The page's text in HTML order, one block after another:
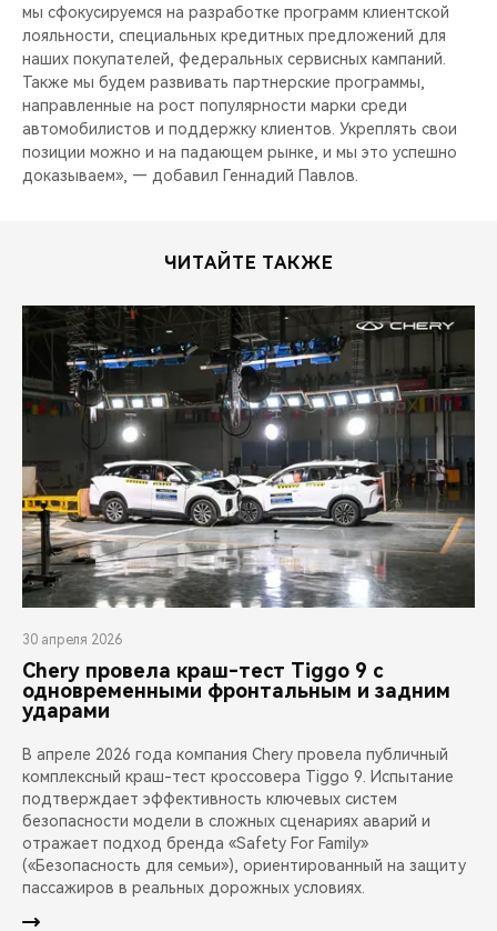
мы сфокусируемся на разработке программ клиентской
лояльности, специальных кредитных предложений для
наших покупателей, федеральных сервисных кампаний.
Также мы будем развивать партнерские программы,
направленные на рост популярности марки среди
автомобилистов и поддержку клиентов. Укреплять свои
позиции можно и на падающем рынке, и мы это успешно
доказываем», — добавил Геннадий Павлов.
ЧИТАЙТЕ ТАКЖЕ
30 апреля 2026
Chery провела краш-тест Tiggo 9 с
одновременными фронтальным и задним
ударами
В апреле 2026 года компания Chery провела публичный
комплексный краш-тест кроссовера Tiggo 9. Испытание
подтверждает эффективность ключевых систем
безопасности модели в сложных сценариях аварий и
отражает подход бренда «Safety For Family»
(«Безопасность для семьи»), ориентированный на защиту
пассажиров в реальных дорожных условиях.